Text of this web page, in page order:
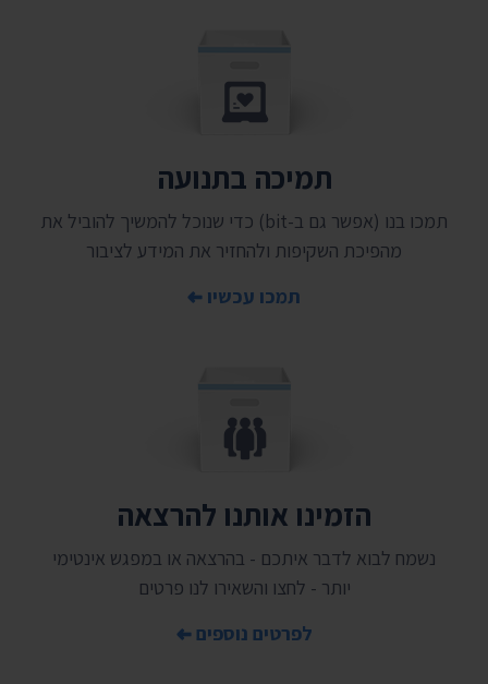
תמיכה בתנועה
תמכו בנו (אפשר גם ב-bit) כדי שנוכל להמשיך להוביל את
מהפיכת השקיפות ולהחזיר את המידע לציבור
תמכו עכשיו
הזמינו אותנו להרצאה
נשמח לבוא לדבר איתכם - בהרצאה או במפגש אינטימי
יותר - לחצו והשאירו לנו פרטים
לפרטים נוספים